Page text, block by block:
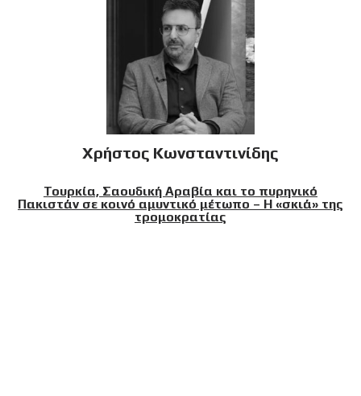
Χρήστος Κωνσταντινίδης
Τουρκία, Σαουδική Αραβία και το πυρηνικό
Πακιστάν σε κοινό αμυντικό μέτωπο – Η «σκιά» της
τρομοκρατίας